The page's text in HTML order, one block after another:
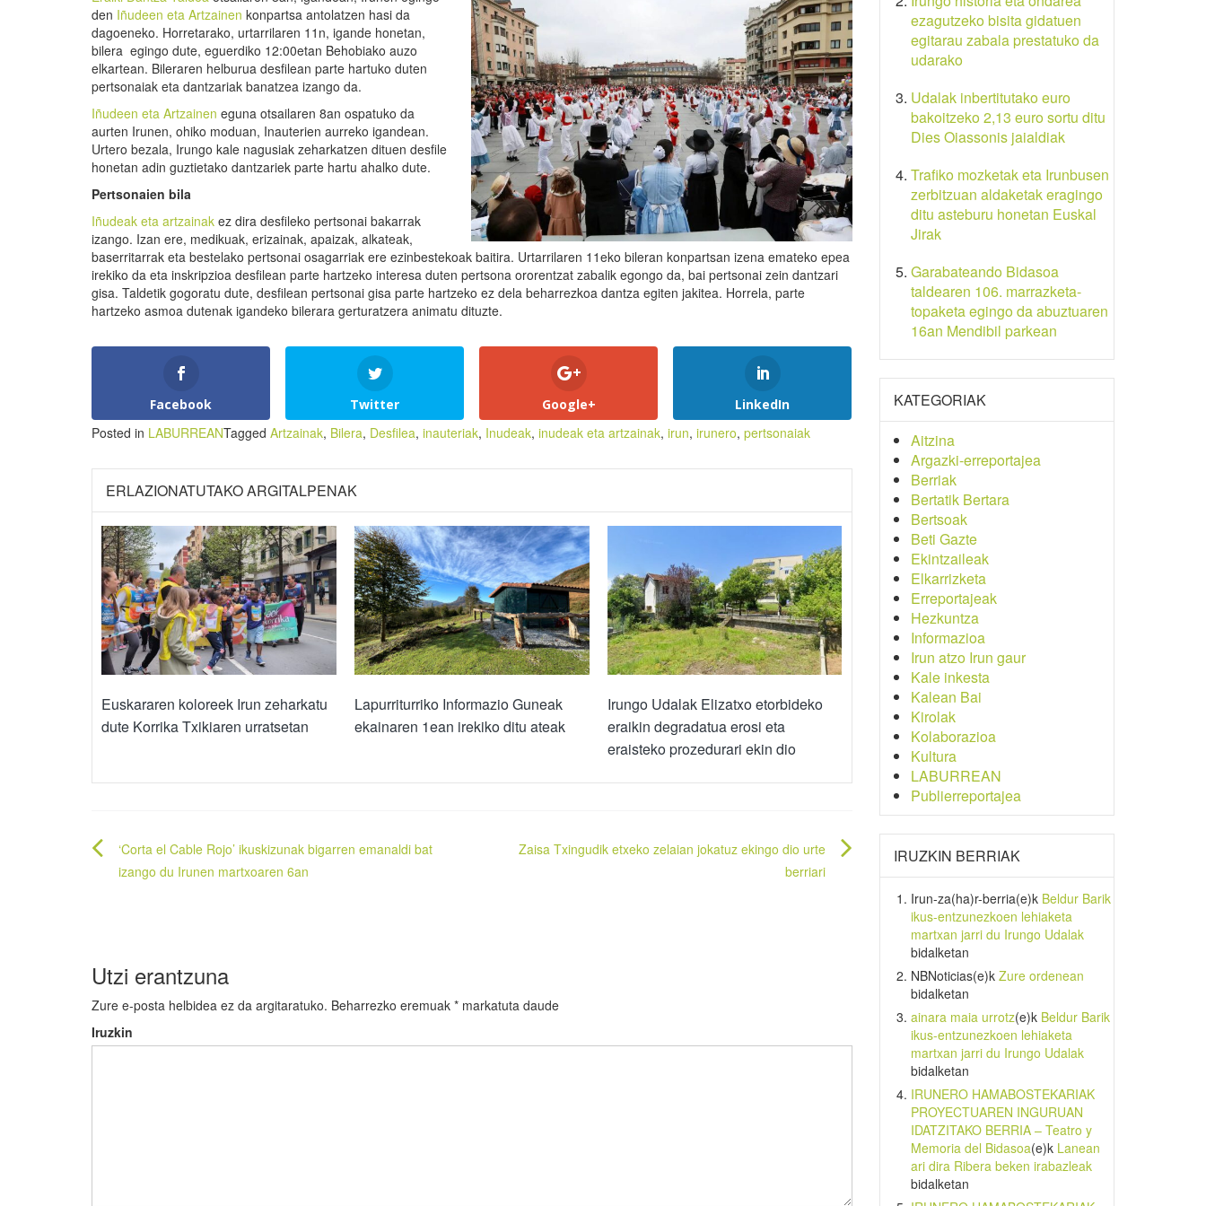
den Iñudeen eta Artzainen konpartsa antolatzen hasi da
dagoeneko. Horretarako, urtarrilaren 11n, igande honetan,
bilera egingo dute, eguerdiko 12:00etan Behobiako auzo
elkartean. Bileraren helburua desfilean parte hartuko duten
pertsonaiak eta dantzariak banatzea izango da.
Iñudeen eta Artzainen eguna otsailaren 8an ospatuko da
aurten Irunen, ohiko moduan, Inauterien aurreko igandean.
Urtero bezala, Irungo kale nagusiak zeharkatzen dituen desfile
honetan adin guztietako dantzariek parte hartu ahalko dute.
Pertsonaien bila
Iñudeak eta artzainak ez dira desfileko pertsonai bakarrak
izango. Izan ere, medikuak, erizainak, apaizak, alkateak,
baserritarrak eta bestelako pertsonai osagarriak ere ezinbestekoak baitira. Urtarrilaren 11eko bileran konpartsan izena emateko epea
irekiko da eta inskripzioa desfilean parte hartzeko interesa duten pertsona ororentzat zabalik egongo da, bai pertsonai zein dantzari
gisa. Taldetik gogoratu dute, desfilean pertsonai gisa parte hartzeko ez dela beharrezkoa dantza egiten jakitea. Horrela, parte
hartzeko asmoa dutenak igandeko bilerara gerturatzera animatu dituzte.
Facebook Twitter Google+ LinkedIn
Posted in LABURREANTagged Artzainak, Bilera, Desfilea, inauteriak, Inudeak, inudeak eta artzainak, irun, irunero, pertsonaiak
ERLAZIONATUTAKO ARGITALPENAK
Euskararen koloreek Irun zeharkatu
dute Korrika Txikiaren urratsetan
Lapurriturriko Informazio Guneak
ekainaren 1ean irekiko ditu ateak
Irungo Udalak Elizatxo etorbideko
eraikin degradatua erosi eta
eraisteko prozedurari ekin dio
Bidalketetan
zehar
‘Corta el Cable Rojo’ ikuskizunak bigarren emanaldi bat
izango du Irunen martxoaren 6an
Zaisa Txingudik etxeko zelaian jokatuz ekingo dio urte
berriari
Utzi erantzuna
Zure e-posta helbidea ez da argitaratuko. Beharrezko eremuak * markatuta daude
Iruzkin
ezagutzeko bisita gidatuen
egitarau zabala prestatuko da
udarako
Udalak inbertitutako euro
bakoitzeko 2,13 euro sortu ditu
Dies Oiassonis jaialdiak
Trafiko mozketak eta Irunbusen
zerbitzuan aldaketak eragingo
ditu asteburu honetan Euskal
Jirak
Garabateando Bidasoa
taldearen 106. marrazketa-
topaketa egingo da abuztuaren
16an Mendibil parkean
KATEGORIAK
Aitzina
Argazki-erreportajea
Berriak
Bertatik Bertara
Bertsoak
Beti Gazte
Ekintzaileak
Elkarrizketa
Erreportajeak
Hezkuntza
Informazioa
Irun atzo Irun gaur
Kale inkesta
Kalean Bai
Kirolak
Kolaborazioa
Kultura
LABURREAN
Publierreportajea
IRUZKIN BERRIAK
Irun-za(ha)r-berria(e)k Beldur Barik
ikus-entzunezkoen lehiaketa
martxan jarri du Irungo Udalak
bidalketan
NBNoticias(e)k Zure ordenean
bidalketan
ainara maia urrotz(e)k Beldur Barik
ikus-entzunezkoen lehiaketa
martxan jarri du Irungo Udalak
bidalketan
IRUNERO HAMABOSTEKARIAK
PROYECTUAREN INGURUAN
IDATZITAKO BERRIA – Teatro y
Memoria del Bidasoa(e)k Lanean
ari dira Ribera beken irabazleak
bidalketan